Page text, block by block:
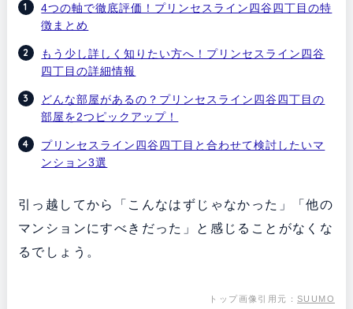
4つの軸で徹底評価！プリンセスライン四谷四丁目の特
徴まとめ
もう少し詳しく知りたい方へ！プリンセスライン四谷
四丁目の詳細情報
どんな部屋があるの？プリンセスライン四谷四丁目の
部屋を2つピックアップ！
プリンセスライン四谷四丁目と合わせて検討したいマ
ンション3選
引っ越してから「こんなはずじゃなかった」「他の
マンションにすべきだった」と感じることがなくな
るでしょう。
トップ画像引用元：SUUMO